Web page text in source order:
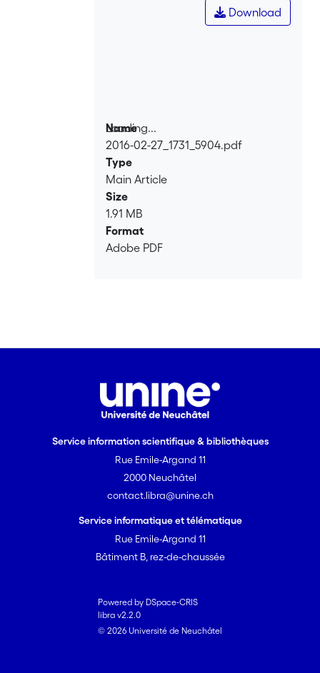
Loading...
Loading...
Download
Name
2016-02-27_1731_5904.pdf
Type
Main Article
Size
1.91 MB
Format
Adobe PDF
Service information scientifique & bibliothèques
Rue Emile-Argand 11
2000 Neuchâtel
contact.libra@unine.ch
Service informatique et télématique
Rue Emile-Argand 11
Bâtiment B, rez-de-chaussée
Powered by DSpace-CRIS
libra v2.2.0
© 2026 Université de Neuchâtel